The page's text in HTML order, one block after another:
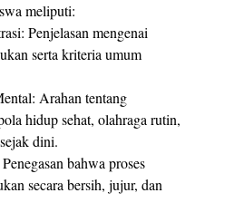
meliputi:
Penjelasan mengenai
serta kriteria umum
Arahan tentang
hidup sehat, olahraga rutin,
dini.
bahwa proses
secara bersih, jujur, dan